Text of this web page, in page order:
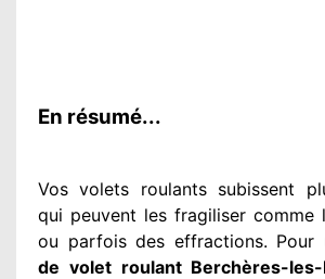
En résumé...
Vos volets roulants subissent
qui peuvent les fragiliser comme
ou parfois des effractions. Pour
de volet roulant Berchères-les-